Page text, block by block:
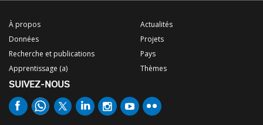
À propos
Données
Recherche et publications
Apprentissage (a)
Actualités
Projets
Pays
Thèmes
SUIVEZ-NOUS